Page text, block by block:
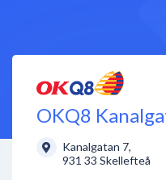
OKQ8
Kanalgatan 7,
931 33 Skellefteå